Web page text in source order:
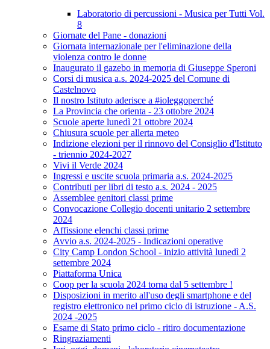
Laboratorio di percussioni - Musica per Tutti Vol.
8
Giornate del Pane - donazioni
Giornata internazionale per l'eliminazione della
violenza contro le donne
Inaugurato il gazebo in memoria di Giuseppe Speroni
Corsi di musica a.s. 2024-2025 del Comune di
Castelnovo
Il nostro Istituto aderisce a #ioleggoperché
La Provincia che orienta - 23 ottobre 2024
Scuole aperte lunedì 21 ottobre 2024
Chiusura scuole per allerta meteo
Indizione elezioni per il rinnovo del Consiglio d'Istituto
- triennio 2024-2027
Vivi il Verde 2024
Ingressi e uscite scuola primaria a.s. 2024-2025
Contributi per libri di testo a.s. 2024 - 2025
Assemblee genitori classi prime
Convocazione Collegio docenti unitario 2 settembre
2024
Affissione elenchi classi prime
Avvio a.s. 2024-2025 - Indicazioni operative
City Camp London School - inizio attività lunedì 2
settembre 2024
Piattaforma Unica
Coop per la scuola 2024 torna dal 5 settembre !
Disposizioni in merito all'uso degli smartphone e del
registro elettronico nel primo ciclo di istruzione - A.S.
2024 -2025
Esame di Stato primo ciclo - ritiro documentazione
Ringraziamenti